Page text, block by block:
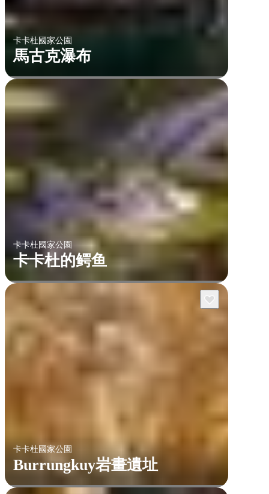
卡卡杜國家公園
馬古克瀑布
卡卡杜國家公園
卡卡杜的鳄鱼
卡卡杜國家公園
Burrungkuy岩畫遺址